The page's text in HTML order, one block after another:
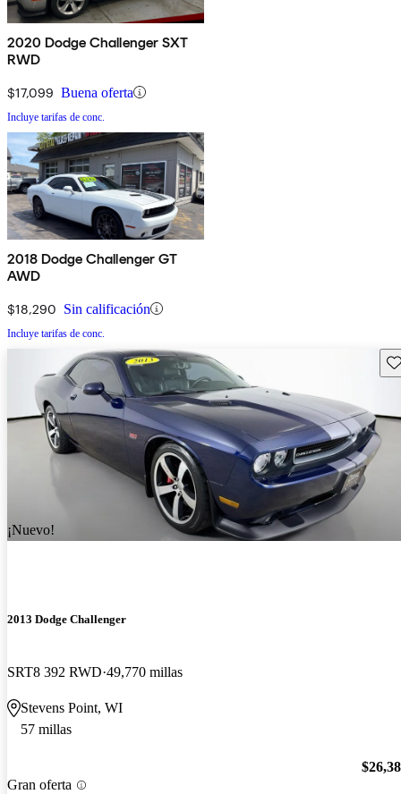
2020 Dodge Challenger SXT
RWD
$17,099 Buena oferta
Incluye tarifas de conc.
2018 Dodge Challenger GT
AWD
$18,290 Sin calificación
Incluye tarifas de conc.
¡Nuevo!
2013 Dodge Challenger
SRT8 392 RWD 49,770 millas
Stevens Point, WI
57 millas
Gran oferta